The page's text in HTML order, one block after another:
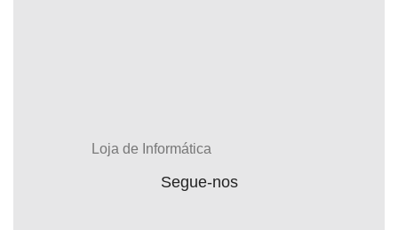
Loja de Informática
Segue-nos